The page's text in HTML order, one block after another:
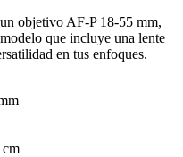
objetivo AF-P 18-55 mm,
que incluye una lente
en tus enfoques.